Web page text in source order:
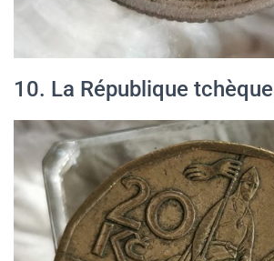
10. La République tchèque